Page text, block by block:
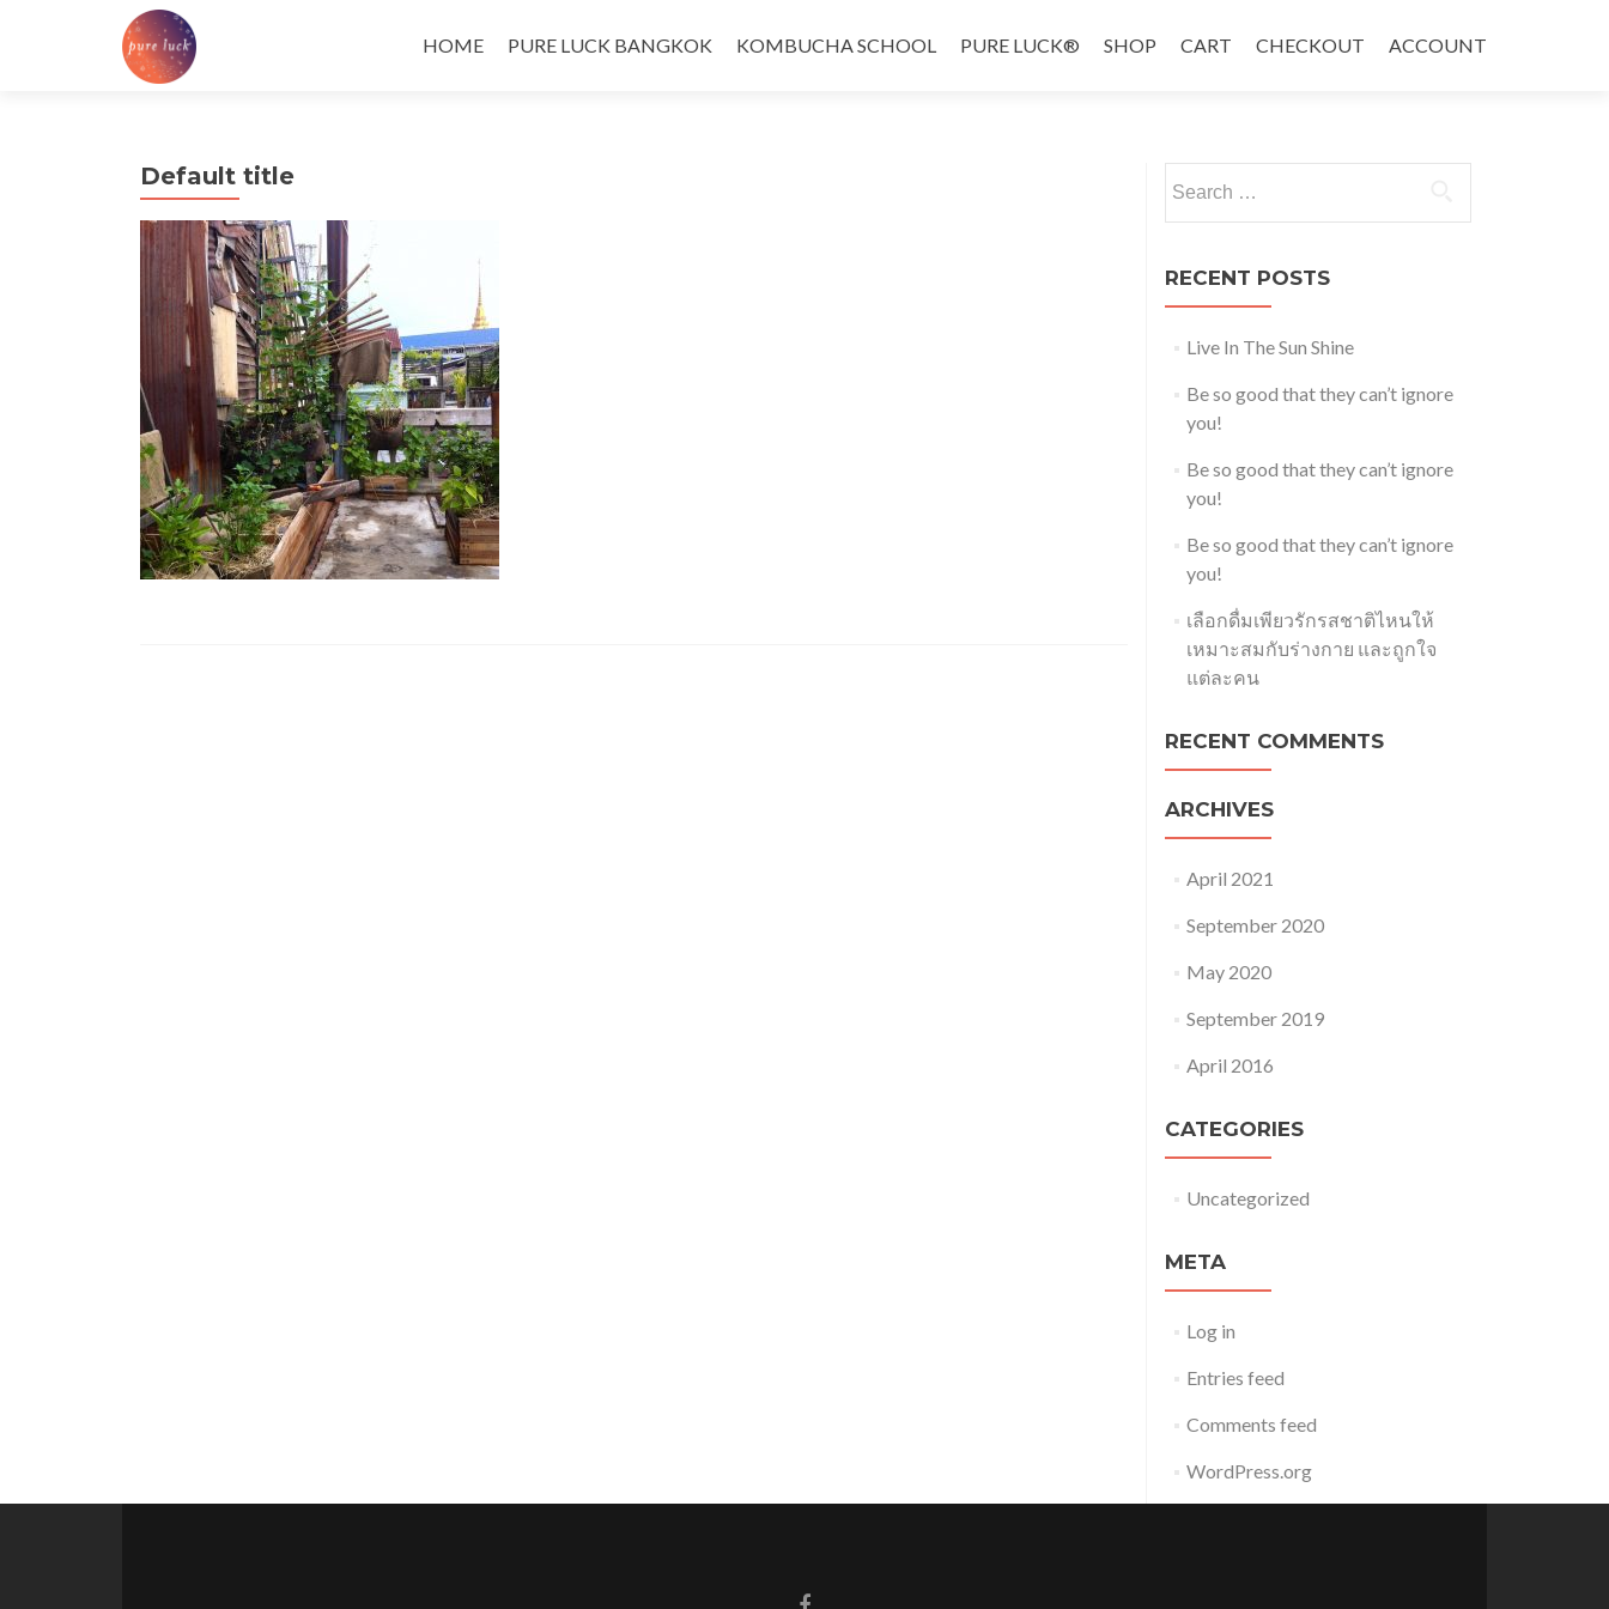
to
HOME PURE LUCK BANGKOK KOMBUCHA SCHOOL PURE LUCK® SHOP CART CHECKOUT ACCOUNT
Default title
for:
RECENT POSTS
Live In The Sun Shine
Be so good that they can’t ignore
you!
Be so good that they can’t ignore
you!
Be so good that they can’t ignore
you!
เลือกดื่มเพียวรักรสชาติไหนให้
เหมาะสมกับร่างกาย และถูกใจ
แต่ละคน
RECENT COMMENTS
ARCHIVES
April 2021
September 2020
May 2020
September 2019
April 2016
CATEGORIES
Uncategorized
META
Log in
Entries feed
Comments feed
WordPress.org